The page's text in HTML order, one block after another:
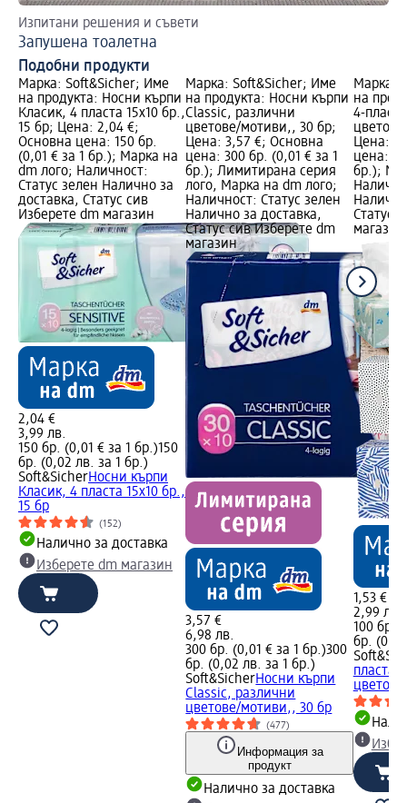
Изпитани решения и съвети
Запушена тоалетна
Подобни продукти
Марка: Soft&Sicher; Име
на продукта: Носни кърпи
Класик, 4 пласта 15x10 бр.,
15 бр; Цена: 2,04 €;
Основна цена: 150 бр.
(0,01 € за 1 бр.); Марка на
dm лого; Наличност:
Статус зелен Налично за
доставка, Статус сив
Изберете dm магазин
2,04 €
3,99 лв.
150 бр. (0,01 € за 1 бр.)150
бр. (0,02 лв. за 1 бр.)
Soft&SicherНосни кърпи
Класик, 4 пласта 15x10 бр.,
15 бр
(152)
Налично за доставка
Изберете dm магазин
Марка: Soft&Sicher; Име
на продукта: Носни кърпи
Classic, различни
цветове/мотиви,, 30 бр;
Цена: 3,57 €; Основна
цена: 300 бр. (0,01 € за 1
бр.); Лимитирана серия
лого, Марка на dm лого;
Наличност: Статус зелен
Налично за доставка,
Статус сив Изберете dm
магазин
3,57 €
6,98 лв.
300 бр. (0,01 € за 1 бр.)300
бр. (0,02 лв. за 1 бр.)
Soft&SicherНосни кърпи
Classic, различни
цветове/мотиви,, 30 бр
(477)
Информация за
продукт
Налично за доставка
Марка:
на
4-
Цена:
цена:
бр.);
Статус
магазин
1,53 €
2,99 лв.
100 бр.
бр.
пласта,